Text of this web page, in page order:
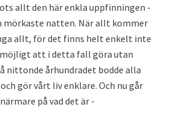
allt den här enkla uppfinningen -
mörkaste natten. När allt kommer
allt, för det finns helt enkelt inte
att i detta fall göra utan
nittonde århundradet bodde alla
gör vårt liv enklare. Och nu går
på vad det är -